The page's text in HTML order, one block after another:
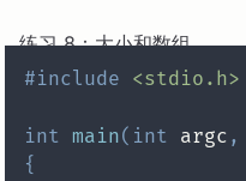
练习 8：大小和数组
#include <stdio.h>
int main( int argc ,
{